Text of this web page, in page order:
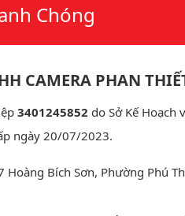
Chóng
CAMERA PHAN
3401245852 do Sở Kế Hoạch
ngày 20/07/2023.
Hoàng Bích Sơn, Phường Phú